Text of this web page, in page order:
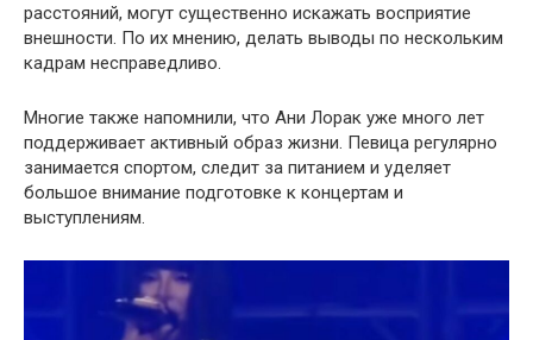
расстояний, могут существенно искажать восприятие
внешности. По их мнению, делать выводы по нескольким
кадрам несправедливо.
Многие также напомнили, что Ани Лорак уже много лет
поддерживает активный образ жизни. Певица регулярно
занимается спортом, следит за питанием и уделяет
большое внимание подготовке к концертам и
выступлениям.